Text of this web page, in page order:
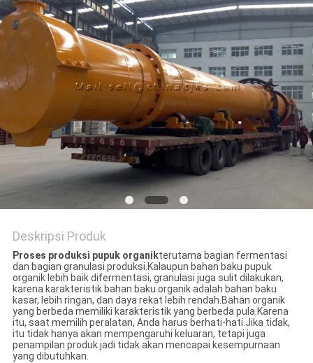
Deskripsi Produk
Proses produksi pupuk organikterutama bagian fermentasi
dan bagian granulasi produksi.Kalaupun bahan baku pupuk
organik lebih baik difermentasi, granulasi juga sulit dilakukan,
karena karakteristik bahan baku organik adalah bahan baku
kasar, lebih ringan, dan daya rekat lebih rendah.Bahan organik
yang berbeda memiliki karakteristik yang berbeda pula.Karena
itu, saat memilih peralatan, Anda harus berhati-hati.Jika tidak,
itu tidak hanya akan mempengaruhi keluaran, tetapi juga
penampilan produk jadi tidak akan mencapai kesempurnaan
yang dibutuhkan.